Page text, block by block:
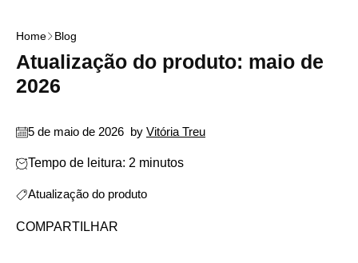
Home Blog
Atualização do produto: maio de
2026
5 de maio de 2026 by Vitória Treu
Tempo de leitura: 2 minutos
Atualização do produto
COMPARTILHAR